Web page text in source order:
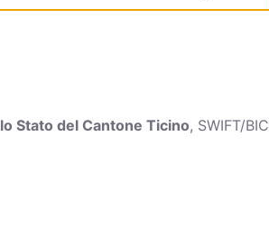
Stato del Cantone Ticino, SWIFT/BIC